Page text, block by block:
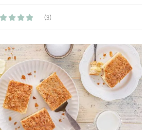
(3)